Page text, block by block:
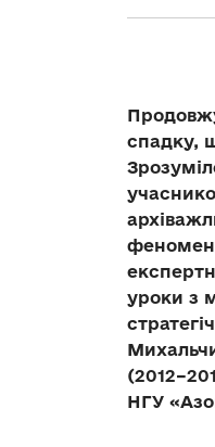
спадку,
уроки з
НГУ